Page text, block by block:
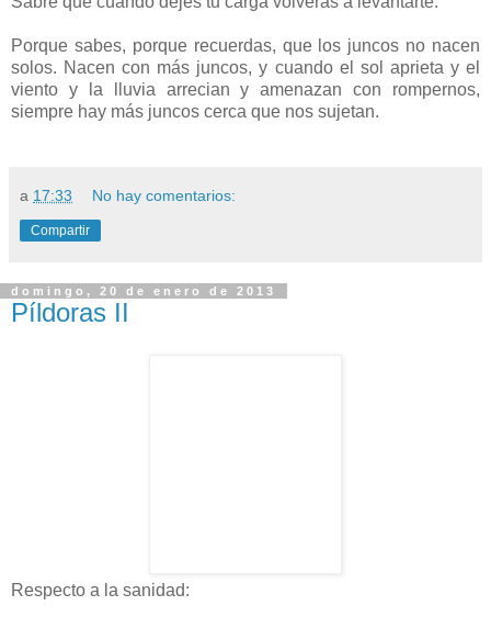
Porque sabes, porque recuerdas, que los juncos no nacen
solos. Nacen con más juncos, y cuando el sol aprieta y el
viento y la lluvia arrecian y amenazan con rompernos,
siempre hay más juncos cerca que nos sujetan.
a 17:33 No hay comentarios:
Compartir
domingo, 20 de enero de 2013
Píldoras II
Respecto a la sanidad: